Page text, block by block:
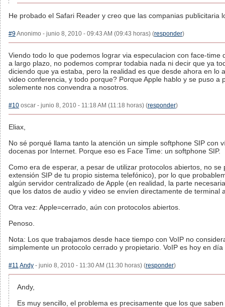
He probado el Safari Reader y creo que las companias publicitaria
#9Anonimo - junio 8, 2010 - 09:43 AM (09:43 horas) (responder)
Viendo todo lo que podemos lograr via especulacion con face-
a largo plazo, no podemos comprar todabia nada ni decir que ya
diciendo que ya estaba, pero la realidad es que desde ahora en lo
video conferencia, y todo porque? Porque Apple hablo y se puso a
solemente nos convendra a nosotros.
#10 oscar - junio 8, 2010 - 11:18 AM (11:18 horas) (responder)
Eliax,
No sé porqué llama tanto la atención un simple softphone SIP con
docenas por Internet. Porque eso es Face Time: un softphone SIP.
Como era de esperar, a pesar de utilizar protocolos abiertos, no
extensión SIP de tu propio sistema telefónico), por lo que
algún servidor centralizado de Apple (en realidad, la parte
que los datos de audio y video se envíen directamente de terminal
Otra vez: Apple=cerrado, aún con protocolos abiertos.
Penoso.
Nota: Los que trabajamos desde hace tiempo con VoIP no
simplemente un protocolo cerrado y propietario. VoIP es hoy en
#11 Andy - junio 8, 2010 - 11:30 AM (11:30 horas) (responder)
Andy,
Es muy sencillo, el problema es precisamente que los que